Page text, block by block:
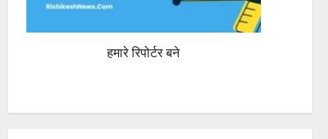
हमारे रिपोर्टर बने